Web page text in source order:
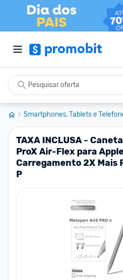
Smartphones, Tablets e
TAXA INCLUSA -
ProX Air-Flex para
Carregamento 2X Mais
P